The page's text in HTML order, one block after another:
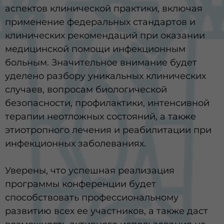
аспектов клинической практики, включая
применение федеральных стандартов и
клинических рекомендаций при оказании
медицинской помощи инфекционным
больным. Значительное внимание будет
уделено разбору уникальных клинических
случаев, вопросам биологической
безопасности, профилактики, интенсивной
терапии неотложных состояний, а также
этиотропного лечения и реабилитации при
инфекционных заболеваниях.
Уверены, что успешная реализация
программы конференции будет
способствовать профессиональному
развитию всех ее участников, а также даст